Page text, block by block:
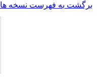
برگشت به فهرست نسخه ها